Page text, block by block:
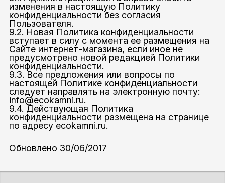
изменения в настоящую Политику
конфиденциальности без согласия
Пользователя.
9.2. Новая Политика конфиденциальности
вступает в силу с момента ее размещения на
Сайте интернет-магазина, если иное не
предусмотрено новой редакцией Политики
конфиденциальности.
9.3. Все предложения или вопросы по
настоящей Политике конфиденциальности
следует направлять на электронную почту:
info@ecokamni.ru.
9.4. Действующая Политика
конфиденциальности размещена на странице
по адресу ecokamni.ru.
Обновлено 30/06/2017